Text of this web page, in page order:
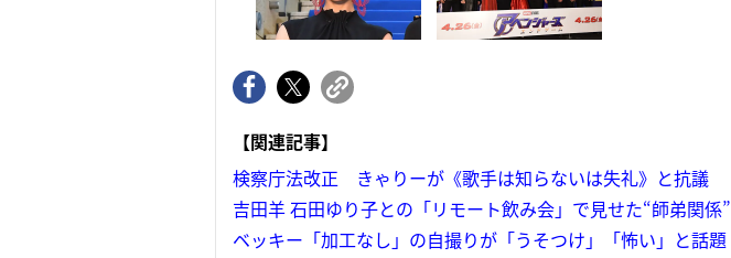
【関連記事】
検察庁法改正 きゃりーが《歌手は知らないは失礼》と抗議
吉田羊 石田ゆり子との「リモート飲み会」で見せた“師弟関係”
ベッキー「加工なし」の自撮りが「うそつけ」「怖い」と話題